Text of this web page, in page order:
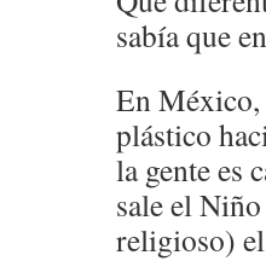
sabía que
En México,
plástico
la gente es
sale el
religioso)